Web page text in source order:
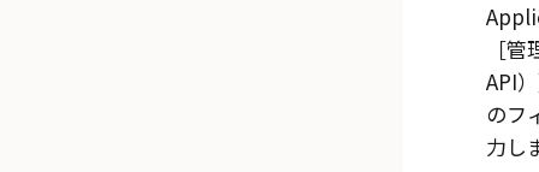
管
API）
のフ
力し